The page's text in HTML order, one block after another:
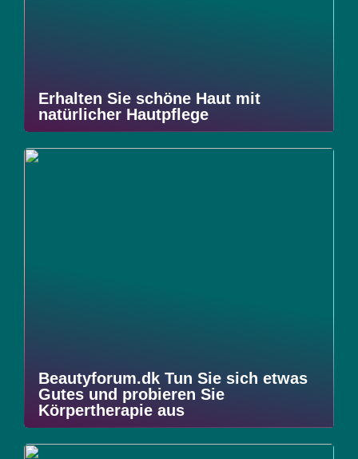
Erhalten Sie schöne Haut mit
natürlicher Hautpflege
Beautyforum.dk Tun Sie sich etwas
Gutes und probieren Sie
Körpertherapie aus